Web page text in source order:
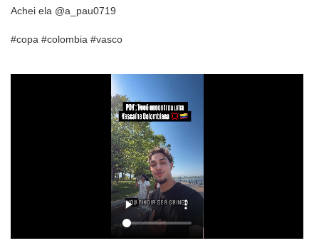
Achei ela @a_pau0719
#copa #colombia #vasco